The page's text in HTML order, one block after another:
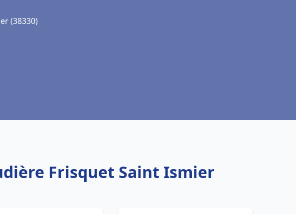
(38330)
Frisquet Saint Ismier